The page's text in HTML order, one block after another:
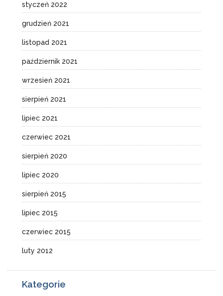
styczeń 2022
grudzień 2021
listopad 2021
październik 2021
wrzesień 2021
sierpień 2021
lipiec 2021
czerwiec 2021
sierpień 2020
lipiec 2020
sierpień 2015
lipiec 2015
czerwiec 2015
luty 2012
Kategorie